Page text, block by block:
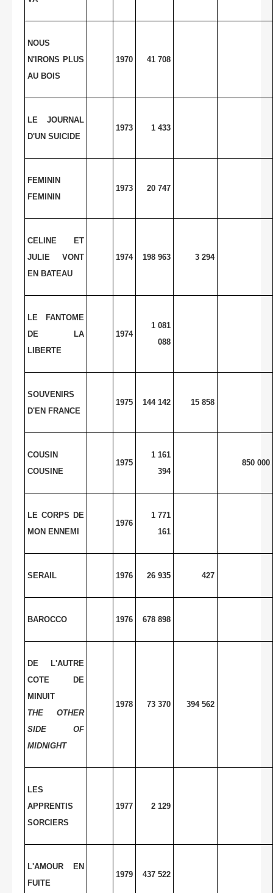
NOUS
N'IRONS PLUS
AU BOIS
1970 41 708
LE JOURNAL
D'UN SUICIDE
1973 1 433
FEMININ
FEMININ
1973 20 747
CELINE ET
JULIE VONT
EN BATEAU
1974 198 963 3 294
LE FANTOME
DE LA
LIBERTE
1974
1 081
088
SOUVENIRS
D'EN FRANCE
1975 144 142 15 858
COUSIN
COUSINE
1975
1 161
394
850 000
LE CORPS DE
MON ENNEMI
1976
1 771
161
SERAIL 1976 26 935 427
BAROCCO 1976 678 898
DE L'AUTRE
COTE DE
MINUIT
THE OTHER
SIDE OF
MIDNIGHT
1978 73 370 394 562
LES
APPRENTIS
SORCIERS
1977 2 129
L'AMOUR EN
FUITE
1979 437 522